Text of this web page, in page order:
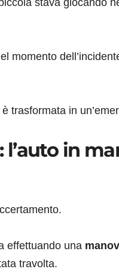
stava giocando
momento
trasformata in
in
effettuando una
travolta.